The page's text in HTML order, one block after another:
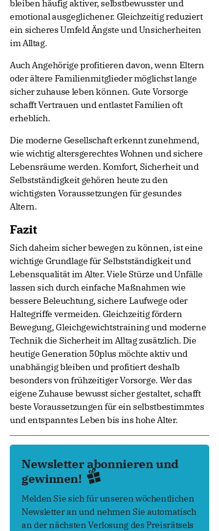
bleiben häufig aktiver, selbstbewusster und
emotional ausgeglichener. Gleichzeitig reduziert
ein sicheres Umfeld Ängste und Unsicherheiten
im Alltag.
Auch Angehörige profitieren davon, wenn Eltern
oder ältere Familienmitglieder möglichst lange
sicher zuhause leben können. Gute Vorsorge
schafft Vertrauen und entlastet Familien oft
erheblich.
Die moderne Gesellschaft erkennt zunehmend,
wie wichtig altersgerechtes Wohnen und sichere
Lebensräume werden. Komfort, Sicherheit und
Selbstständigkeit gehören heute zu den
wichtigsten Voraussetzungen für gesundes
Altern.
Fazit
Sich daheim sicher bewegen zu können, ist eine
wichtige Grundlage für Selbstständigkeit und
Lebensqualität im Alter. Viele Stürze und Unfälle
lassen sich durch einfache Maßnahmen wie
bessere Beleuchtung, sichere Laufwege oder
Haltegriffe vermeiden. Gleichzeitig fördern
Bewegung, Gleichgewichtstraining und moderne
Technik die Sicherheit im Alltag zusätzlich. Die
heutige Generation 50plus möchte aktiv und
unabhängig bleiben und profitiert deshalb
besonders von frühzeitiger Vorsorge. Wer das
eigene Zuhause bewusst sicher gestaltet, schafft
beste Voraussetzungen für ein selbstbestimmtes
und entspanntes Leben bis ins hohe Alter.
Newsletter abonnieren und
gewinnen!
Melden Sie sich für unseren wöchentlichen
Newsletter an und nehmen Sie automatisch
an der nächsten Verlosung des Preisrätsels